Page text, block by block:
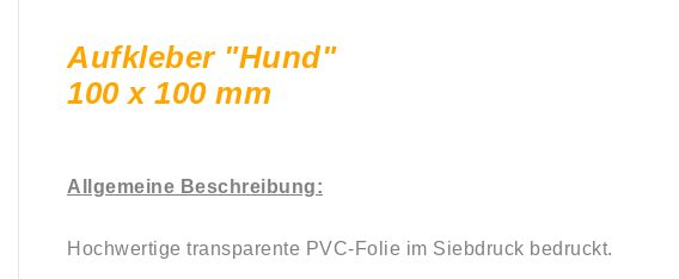
Aufkleber "Hund"
100 x 100 mm
Allgemeine Beschreibung:
Hochwertige transparente PVC-Folie im Siebdruck bedruckt.